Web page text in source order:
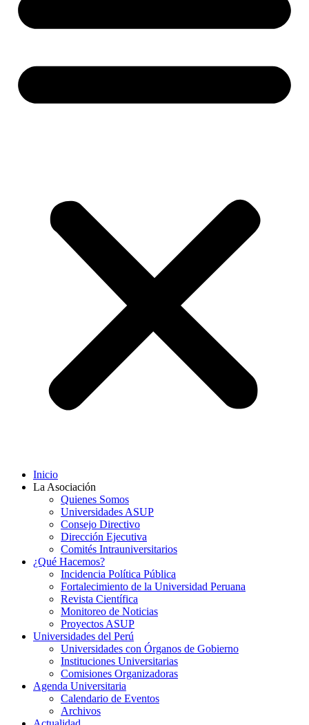
Inicio
La Asociación
Quienes Somos
Universidades ASUP
Consejo Directivo
Dirección Ejecutiva
Comités Intrauniversitarios
¿Qué Hacemos?
Incidencia Política Pública
Fortalecimiento de la Universidad Peruana
Revista Científica
Monitoreo de Noticias
Proyectos ASUP
Universidades del Perú
Universidades con Órganos de Gobierno
Instituciones Universitarias
Comisiones Organizadoras
Agenda Universitaria
Calendario de Eventos
Archivos